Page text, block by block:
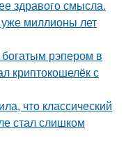
здравого смысла.
миллионы лет
рэпером в
криптокошелёк с
что классический
стал слишком